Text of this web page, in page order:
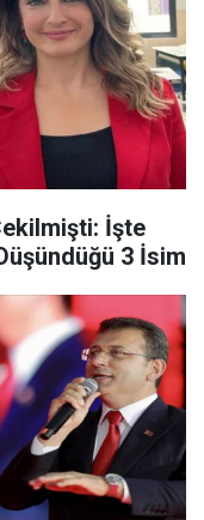
İşte
3 İsim